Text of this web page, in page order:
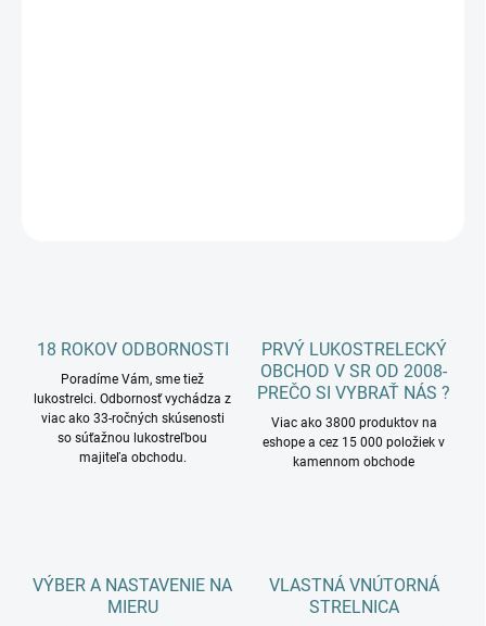
18 ROKOV ODBORNOSTI
Poradíme Vám, sme tiež
lukostrelci. Odbornosť vychádza z
viac ako 33-ročných skúsenosti
so súťažnou lukostreľbou
majiteľa obchodu.
PRVÝ LUKOSTRELECKÝ
OBCHOD V SR OD 2008-
PREČO SI VYBRAŤ NÁS ?
Viac ako 3800 produktov na
eshope a cez 15 000 položiek v
kamennom obchode
VÝBER A NASTAVENIE NA
MIERU
VLASTNÁ VNÚTORNÁ
STRELNICA